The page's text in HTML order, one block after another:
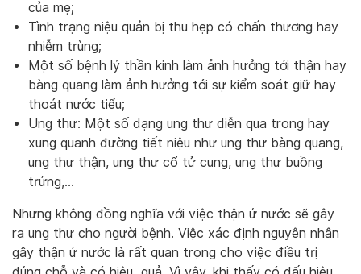
của mẹ;
Tình trạng niệu quản bị thu hẹp có chấn thương hay
nhiễm trùng;
Một số bệnh lý thần kinh làm ảnh hưởng tới thận hay
bàng quang làm ảnh hưởng tới sự kiểm soát giữ hay
thoát nước tiểu;
Ung thư: Một số dạng ung thư diễn qua trong hay
xung quanh đường tiết niệu như ung thư bàng quang,
ung thư thận, ung thư cổ tử cung, ung thư buồng
trứng,…
Nhưng không đồng nghĩa với việc thận ứ nước sẽ gây
ra ung thư cho người bệnh. Việc xác định nguyên nhân
gây thận ứ nước là rất quan trọng cho việc điều trị